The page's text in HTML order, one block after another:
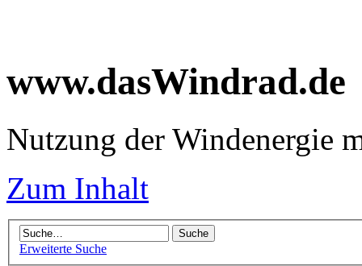
www.dasWindrad.de
Nutzung der Windenergie
Zum Inhalt
Erweiterte Suche